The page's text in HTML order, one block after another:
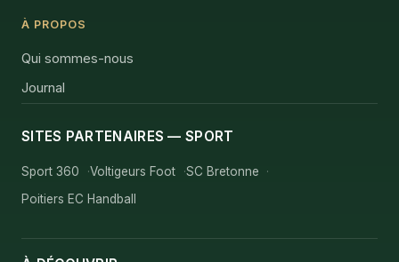
À PROPOS
Qui sommes-nous
Journal
SITES PARTENAIRES — SPORT
Sport 360 Voltigeurs Foot
SC Bretonne
Poitiers EC Handball